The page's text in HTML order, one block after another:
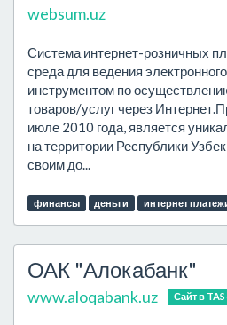
websum.uz
Система интернет-розничных
среда для ведения
инструментом по
товаров/услуг через
июле 2010 года, является
на территории Республики
своим до...
финансы деньги интернет
ОАК "Алокабанк"
www.aloqabank.uz Сайт в